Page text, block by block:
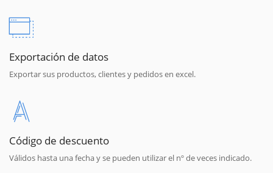
Exportación de datos
Exportar sus productos, clientes y pedidos en excel.
Código de descuento
Válidos hasta una fecha y se pueden utilizar el nº de veces indicado.